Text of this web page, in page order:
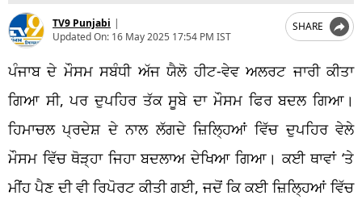
TV9 Punjabi |
Updated On: 16 May 2025 17:54 PM IST
SHARE
ਪੰਜਾਬ ਦੇ ਮੌਸਮ ਸਬੰਧੀ ਅੱਜ ਯੈਲੋ ਹੀਟ-ਵੇਵ ਅਲਰਟ ਜਾਰੀ ਕੀਤਾ
ਗਿਆ ਸੀ, ਪਰ ਦੁਪਹਿਰ ਤੱਕ ਸੂਬੇ ਦਾ ਮੌਸਮ ਫਿਰ ਬਦਲ ਗਿਆ।
ਹਿਮਾਚਲ ਪ੍ਰਦੇਸ਼ ਦੇ ਨਾਲ ਲੱਗਦੇ ਜ਼ਿਲ੍ਹਿਆਂ ਵਿੱਚ ਦੁਪਹਿਰ ਵੇਲੇ
ਮੌਸਮ ਵਿੱਚ ਥੋੜ੍ਹਾ ਜਿਹਾ ਬਦਲਾਅ ਦੇਖਿਆ ਗਿਆ। ਕਈ ਥਾਵਾਂ ‘ਤੇ
ਮੀਂਹ ਪੈਣ ਦੀ ਵੀ ਰਿਪੋਰਟ ਕੀਤੀ ਗਈ, ਜਦੋਂ ਕਿ ਕਈ ਜ਼ਿਲ੍ਹਿਆਂ ਵਿੱਚ